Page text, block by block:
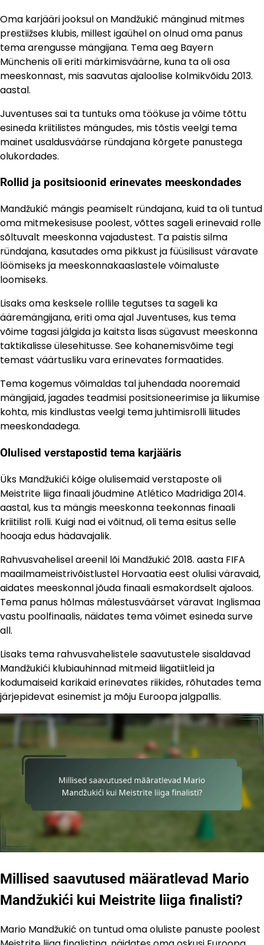
Oma karjääri jooksul on Mandžukić mänginud mitmes
prestiižses klubis, millest igaühel on olnud oma panus
tema arengusse mängijana. Tema aeg Bayern
Münchenis oli eriti märkimisväärne, kuna ta oli osa
meeskonnast, mis saavutas ajaloolise kolmikvõidu 2013.
aastal.
Juventuses sai ta tuntuks oma töökuse ja võime tõttu
esineda kriitilistes mängudes, mis tõstis veelgi tema
mainet usaldusväärse ründajana kõrgete panustega
olukordades.
Rollid ja positsioonid erinevates meeskondades
Mandžukić mängis peamiselt ründajana, kuid ta oli tuntud
oma mitmekesisuse poolest, võttes sageli erinevaid rolle
sõltuvalt meeskonna vajadustest. Ta paistis silma
ründajana, kasutades oma pikkust ja füüsilisust väravate
löömiseks ja meeskonnakaaslastele võimaluste
loomiseks.
Lisaks oma kesksele rollile tegutses ta sageli ka
ääremängijana, eriti oma ajal Juventuses, kus tema
võime tagasi jälgida ja kaitsta lisas sügavust meeskonna
taktikalisse ülesehitusse. See kohanemisvõime tegi
temast väärtusliku vara erinevates formaatides.
Tema kogemus võimaldas tal juhendada nooremaid
mängijaid, jagades teadmisi positsioneerimise ja liikumise
kohta, mis kindlustas veelgi tema juhtimisrolli liitudes
meeskondadega.
Olulised verstapostid tema karjääris
Üks Mandžukići kõige olulisemaid verstaposte oli
Meistrite liiga finaali jõudmine Atlético Madridiga 2014.
aastal, kus ta mängis meeskonna teekonnas finaali
kriitilist rolli. Kuigi nad ei võitnud, oli tema esitus selle
hooaja edus hädavajalik.
Rahvusvahelisel areenil lõi Mandžukić 2018. aasta FIFA
maailmameistrivõistlustel Horvaatia eest olulisi väravaid,
aidates meeskonnal jõuda finaali esmakordselt ajaloos.
Tema panus hõlmas mälestusväärset väravat Inglismaa
vastu poolfinaalis, näidates tema võimet esineda surve
all.
Lisaks tema rahvusvahelistele saavutustele sisaldavad
Mandžukići klubiauhinnad mitmeid liigatiitleid ja
kodumaiseid karikaid erinevates riikides, rõhutades tema
järjepidevat esinemist ja mõju Euroopa jalgpallis.
Millised saavutused määratlevad Mario
Mandžukići kui Meistrite liiga finalisti?
Mario Mandžukić on tuntud oma oluliste panuste poolest